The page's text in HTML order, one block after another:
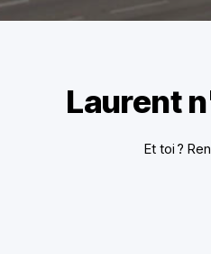
Laurent
Et toi ?